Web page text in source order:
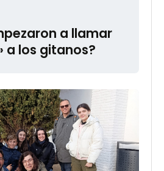
a llamar
a los gitanos?